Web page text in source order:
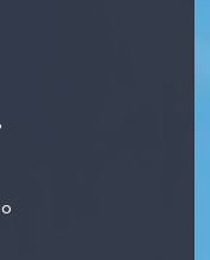
°